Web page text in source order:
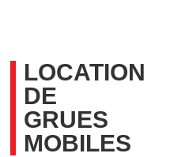
LOCATION
DE
GRUES
MOBILES